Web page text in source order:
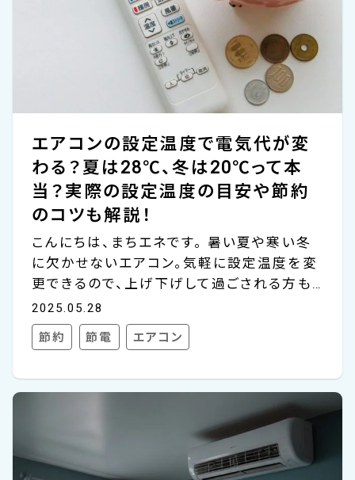
よって、エアコン本体の運転効率が変わり、消
エアコンの設定温度で電気代が変
わる？夏は28℃、冬は20℃って本
当？実際の設定温度の目安や節約
のコツも解説！
こんにちは、まちエネです。 暑い夏や寒い冬
に欠かせないエアコン。気軽に設定温度を変
更できるので、上げ下げして過ごされる方も
多いかもしれませんが、実は設定温度が電気
代にも大きく影響しています。 「夏は28℃、冬
は20℃がいいって聞くけど、本当にそれで電
そんな疑問をお持ちの方も少なくないでしょ
う。こちらのコラムでは、エアコンの設定温度
と電気代の関係をわかりやすく解説していき
ます。快適さを保ちながら電気代を節約する
2025.05.28
節約 節電 エアコン